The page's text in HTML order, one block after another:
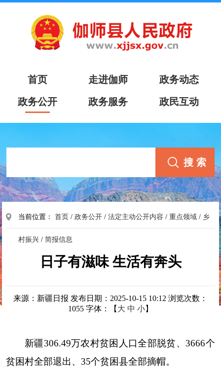
首页 走进伽师 政务动态
政务公开 政务服务 政民互动
当前位置：首页 /政务公开 /法定主动公开内容 /重点领域 / 乡
村振兴 /简报信息
日子有滋味 生活有奔头
来源：新疆日报 发布日期：2025-10-15 10:12 浏览次数：
1055 字体：【 大 中 小】
新疆306.49万农村贫困人口全部脱贫、3666个
贫困村全部退出、35个贫困县全部摘帽。